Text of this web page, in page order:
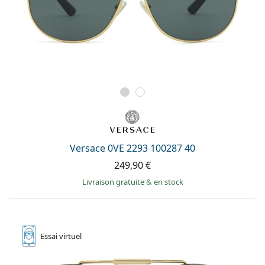
Versace 0VE 2293 100287 40
249,90 €
Livraison gratuite& en stock
Essaivirtuel